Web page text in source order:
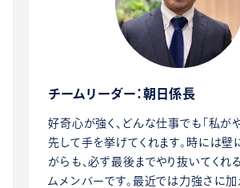
チームリーダー：朝日係長
好奇心が強く、どんな仕事でも「私がや
先して手を挙げてくれます。時には壁
がらも、必ず最後までやり抜いてくれ
ムメンバーです。最近では力強さに加